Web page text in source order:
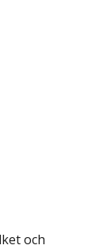
och